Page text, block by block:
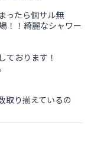
ったら個サル無
！！綺麗なシャワー
おります！
取り揃えているの